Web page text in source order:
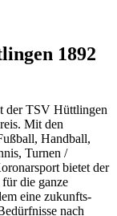
1892
der TSV Hüttlingen
Mit den
Handball,
Turnen /
bietet der
die ganze
eine zukunfts­
nach